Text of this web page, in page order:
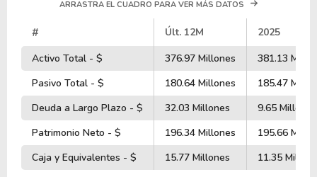
ARRASTRA EL CUADRO PARA VER MÁS DATOS
# Últ. 12M
2025
Activo Total - $
376.97 Millones
381.13
Pasivo Total - $
180.64 Millones
185.47
Deuda a Largo Plazo - $
32.03 Millones
9.65 Millones
Patrimonio Neto - $
196.34 Millones
195.66
Caja y Equivalentes - $
15.77 Millones 11.35